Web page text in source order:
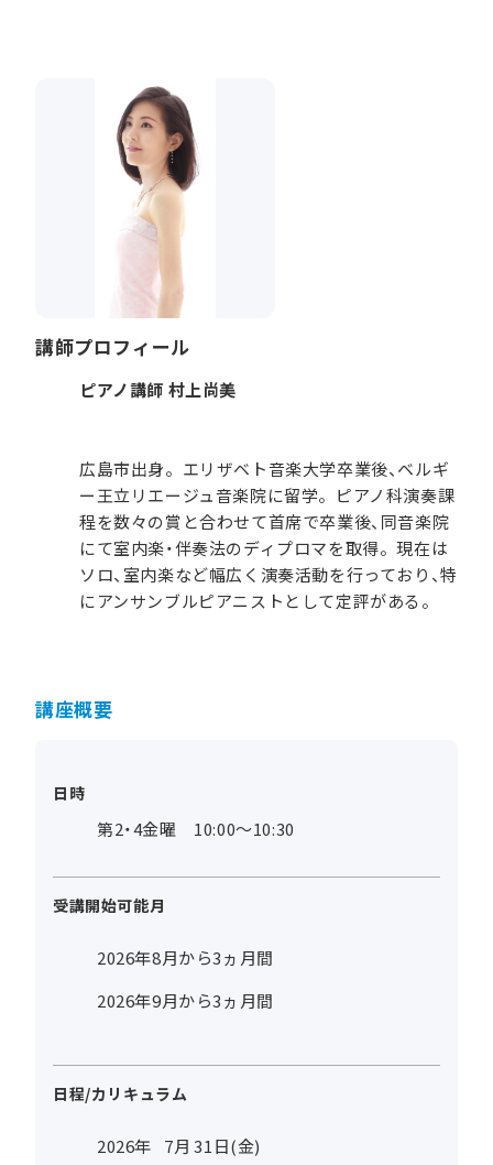
講師プロフィール
ピアノ講師 村上尚美
広島市出身。エリザベト音楽大学卒業後、ベルギ
ー王立リエージュ音楽院に留学。ピアノ科演奏課
程を数々の賞と合わせて首席で卒業後、同音楽院
にて室内楽・伴奏法のディプロマを取得。現在は
ソロ、室内楽など幅広く演奏活動を行っており、特
にアンサンブルピアニストとして定評がある。
講座概要
日時
第2・4金曜 10:00～10:30
受講開始可能月
2026年8月から3ヵ月間
2026年9月から3ヵ月間
日程/カリキュラム
2026年 7月 31日(金)